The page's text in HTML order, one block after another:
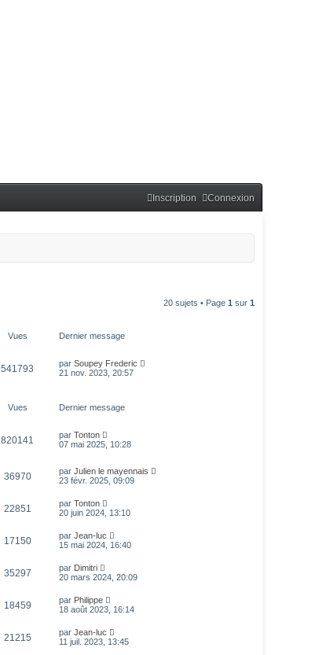
Connexion
Inscription
20 sujets • Page 1 sur 1
Vues Dernier message
541793 par Soupey Frederic
21 nov. 2023, 20:57
Vues Dernier message
820141 par Tonton
07 mai 2025, 10:28
36970 par Julien le mayennais
23 févr. 2025, 09:09
22851 par Tonton
20 juin 2024, 13:10
17150 par Jean-luc
15 mai 2024, 16:40
35297 par Dimitri
20 mars 2024, 20:09
18459 par Philippe
18 août 2023, 16:14
21215 par Jean-luc
11 juil. 2023, 13:45